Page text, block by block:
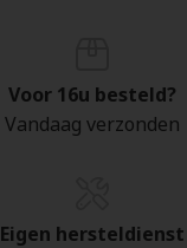
Voor 16u besteld?
Vandaag verzonden
Eigen hersteldienst